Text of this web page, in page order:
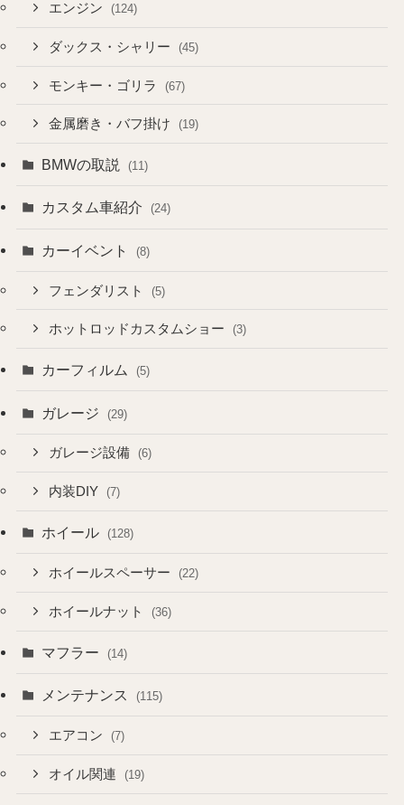
エンジン (124)
ダックス・シャリー (45)
モンキー・ゴリラ (67)
金属磨き・バフ掛け (19)
BMWの取説 (11)
カスタム車紹介 (24)
カーイベント (8)
フェンダリスト (5)
ホットロッドカスタムショー (3)
カーフィルム (5)
ガレージ (29)
ガレージ設備 (6)
内装DIY (7)
ホイール (128)
ホイールスペーサー (22)
ホイールナット (36)
マフラー (14)
メンテナンス (115)
エアコン (7)
オイル関連 (19)